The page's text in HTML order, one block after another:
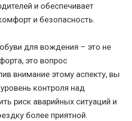
и обеспечивает
и безопасность.
для вождения – это не
это вопрос
внимание этому аспекту, вы
контроля над
риск аварийных ситуаций и
более приятной.